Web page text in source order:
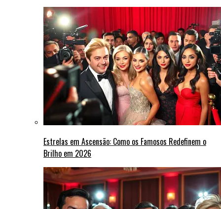
Estrelas em Ascensão: Como os Famosos Redefinem o
Brilho em 2026